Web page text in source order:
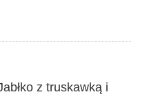
z truskawką i